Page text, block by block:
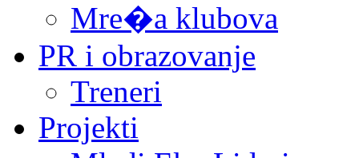
Mre�a klubova
PR i obrazovanje
Treneri
Projekti